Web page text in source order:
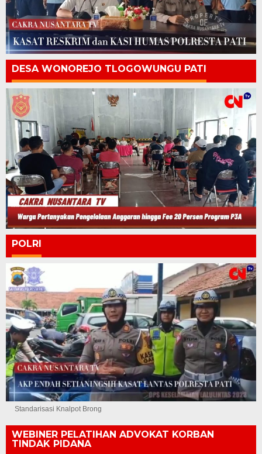
DESA WONOREJO TLOGOWUNGU PATI
POLRI
Standarisasi Knalpot Brong
WEBINER PELATIHAN ADVOKAT KORBAN
TINDAK PIDANA